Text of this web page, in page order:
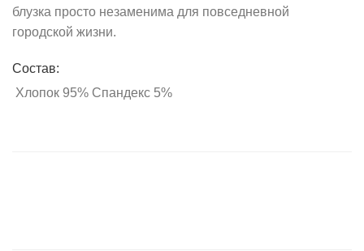
блузка просто незаменима для повседневной
городской жизни.
Состав:
Хлопок 95% Спандекс 5%